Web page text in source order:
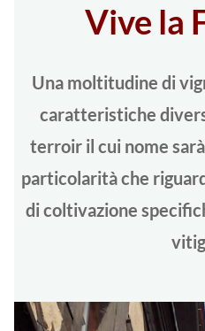
Vive la
Una moltitudine di
caratteristiche
terroir il cui nome
particolarità che
di coltivazione